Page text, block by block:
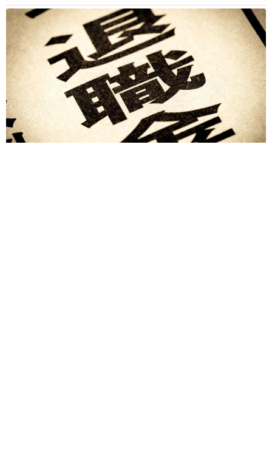
長澤 芳子
2026.08.07
愛車は総走行距離17万キロのホンダレジェン
ド 「どなたか欲しい方が居たら」 大御所漫
才師が譲渡の意向
まいどなトピック
2026.08.06
【漫画】「高い家賃を払えるのに、まだ欲し
い？」高級レジデンスの七夕飾り、書かれた願
い事にびっくり 人の欲には終わりがないのか
松波 穂乃圭